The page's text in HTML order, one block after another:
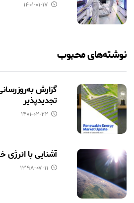
۱۴۰۱-۰۱-۱۷
نوشته‌های محبوب
گزارش
تجدیدپذیر
۱۴۰۱-۰۲-۲۲
آشنایی با
۱۳۹۸-۰۷-۱۱